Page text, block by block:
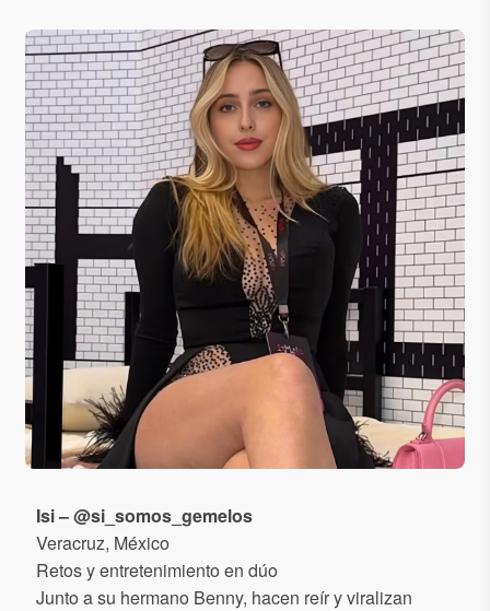
Isi – @si_somos_gemelos
Veracruz, México
Retos y entretenimiento en dúo
Junto a su hermano Benny, hacen reír y viralizan